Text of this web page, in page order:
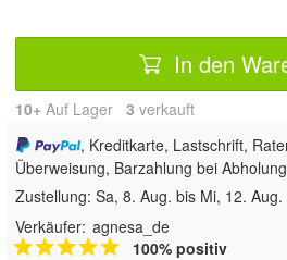
In den
10+ Auf Lager 3 verkauft
, Kreditkarte, Lastschrift,
Überweisung, Barzahlung bei Abholung
Zustellung: Sa, 8. Aug. bis Mi, 12. Aug.
Verkäufer: agnesa_de
100% positiv